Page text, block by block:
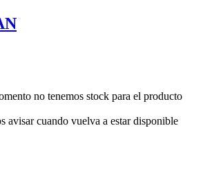
no tenemos stock para el producto
avisar cuando vuelva a estar disponible